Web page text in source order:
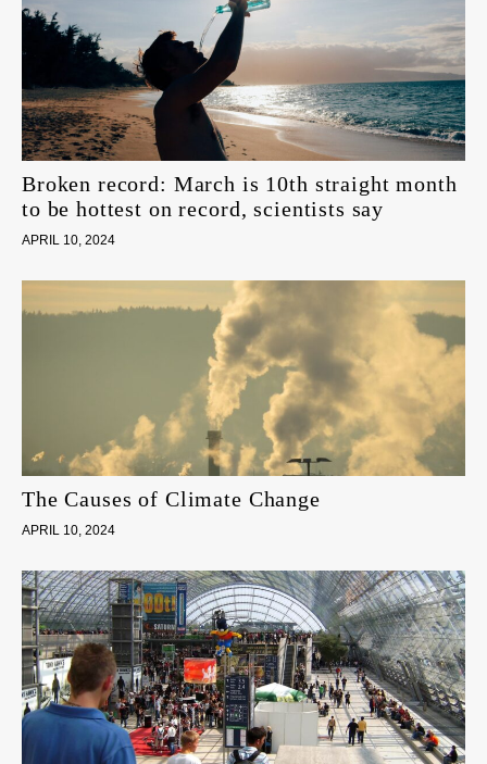
Broken record: March is 10th straight month
to be hottest on record, scientists say
APRIL 10, 2024
The Causes of Climate Change
APRIL 10, 2024